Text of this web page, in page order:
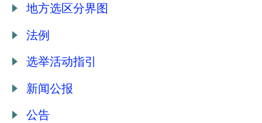
地方选区分界图
法例
选举活动指引
新闻公报
公告